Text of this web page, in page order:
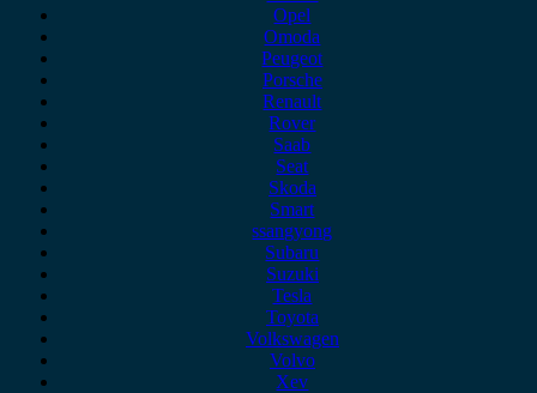
Opel
Omoda
Peugeot
Porsche
Renault
Rover
Saab
Seat
Skoda
Smart
ssangyong
Subaru
Suzuki
Tesla
Toyota
Volkswagen
Volvo
Xev